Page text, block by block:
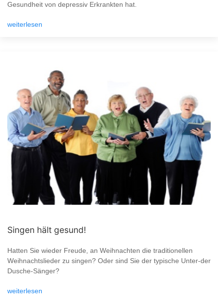
Gesundheit von depressiv Erkrankten hat.
weiterlesen
Singen hält gesund!
Hatten Sie wieder Freude, an Weihnachten die traditionellen
Weihnachtslieder zu singen? Oder sind Sie der typische Unter-der
Dusche-Sänger?
weiterlesen